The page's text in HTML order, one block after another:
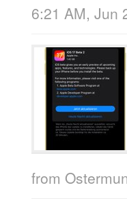
6:21 AM, Jun
from